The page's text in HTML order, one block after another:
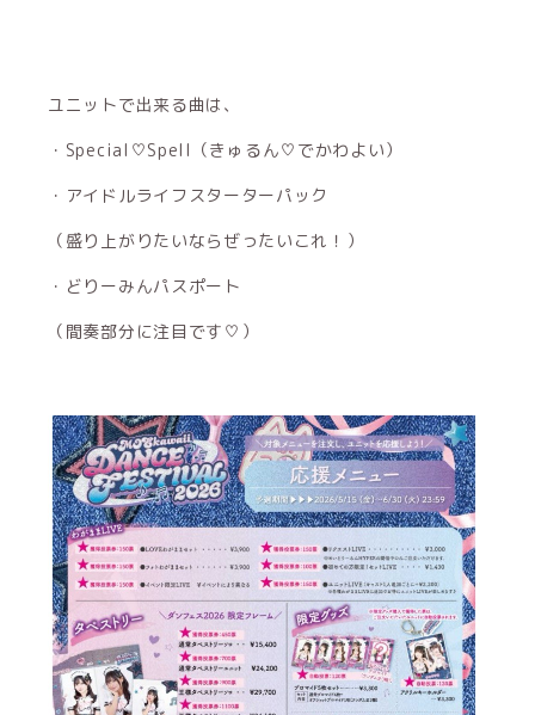
ユニットで出来る曲は、
・Special♡Spell（きゅるん♡でかわよい）
・アイドルライフスターターパック
（盛り上がりたいならぜったいこれ！）
・どりーみんパスポート
（間奏部分に注目です♡）